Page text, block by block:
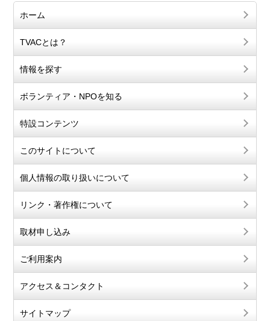
ホーム
TVACとは？
情報を探す
ボランティア・NPOを知る
特設コンテンツ
このサイトについて
個人情報の取り扱いについて
リンク・著作権について
取材申し込み
ご利用案内
アクセス＆コンタクト
サイトマップ